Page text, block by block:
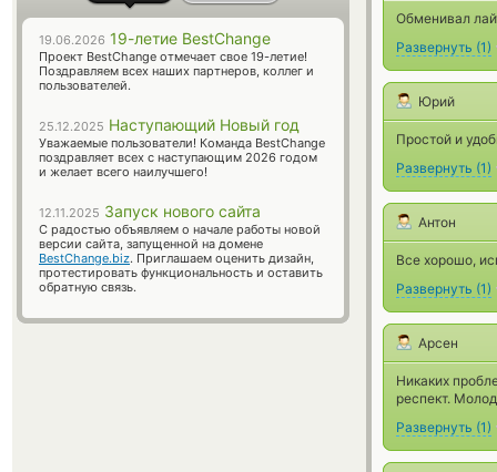
Обменивал
Развернуть (1)
Юрий
Простой и
Развернуть (1)
Антон
Все хорошо,
Развернуть (1)
Арсен
Никаких
респект.
Развернуть (1)
19.06.2026 19-летие BestChange
Проект BestChange отмечает свое 19-летие!
Поздравляем всех наших партнеров, коллег и
пользователей.
25.12.2025 Наступающий Новый год
Уважаемые пользователи! Команда BestChange
поздравляет всех с наступающим 2026 годом
и желает всего наилучшего!
12.11.2025 Запуск нового сайта
С радостью объявляем о начале работы новой
версии сайта, запущенной на домене
BestChange.biz. Приглашаем оценить дизайн,
протестировать функциональность и оставить
обратную связь.